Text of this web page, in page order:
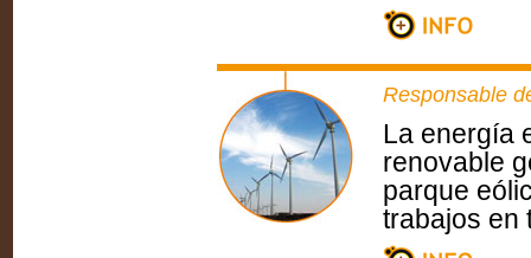
Responsable
La energía
renovable
parque
trabajos en